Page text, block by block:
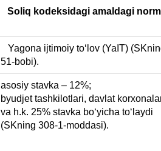
Soliq kodeksidagi amaldagi
Yagona ijtimoiy toʻlov (YaIT)
51-bobi).
asosiy stavka – 12%;
byudjet tashkilotlari, davlat
va h.k. 25% stavka boʻyicha toʻlaydi
(SKning 308-1-moddasi).